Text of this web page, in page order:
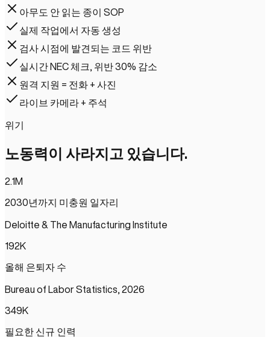
아무도 안 읽는 종이 SOP
실제 작업에서 자동 생성
검사 시점에 발견되는 코드 위반
실시간 NEC 체크, 위반 30% 감소
원격 지원 = 전화 + 사진
라이브 카메라 + 주석
위기
노동력이 사라지고 있습니다.
2.1 M
2030년까지 미충원 일자리
Deloitte & The Manufacturing Institute
192K
올해 은퇴자 수
Bureau of Labor Statistics, 2026
349K
필요한 신규 인력